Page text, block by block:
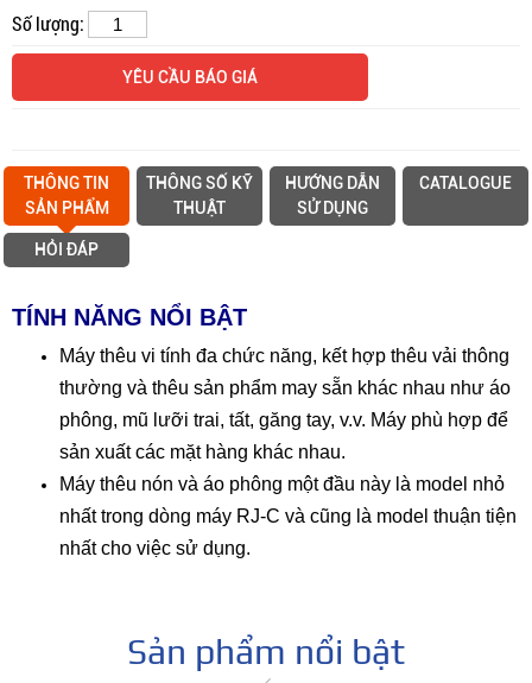
Số lượng:
YÊU CẦU BÁO GIÁ
THÔNG TIN
SẢN PHẨM
THÔNG SỐ KỸ
THUẬT
HƯỚNG DẪN
SỬ DỤNG
CATALOGUE
HỎI ĐÁP
TÍNH NĂNG NỔI BẬT
Máy thêu vi tính đa chức năng, kết hợp thêu vải thông
thường và thêu sản phẩm may sẵn khác nhau như áo
phông, mũ lưỡi trai, tất, găng tay, v.v. Máy phù hợp để
sản xuất các mặt hàng khác nhau.
Máy thêu nón và áo phông một đầu này là model nhỏ
nhất trong dòng máy RJ-C và cũng là model thuận tiện
nhất cho việc sử dụng.
Sản phẩm nổi bật